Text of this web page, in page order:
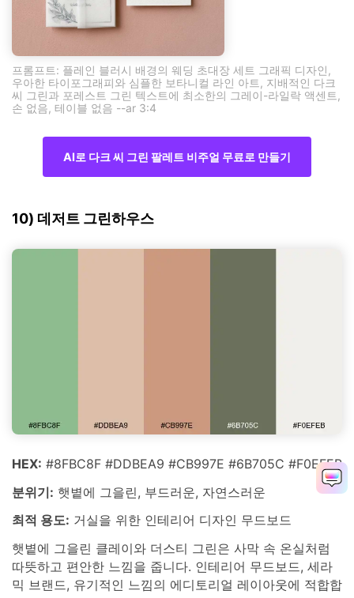
프롬프트: 플레인 블러시 배경의 웨딩 초대장 세트 그래픽 디자인,
우아한 타이포그래피와 심플한 보타니컬 라인 아트, 지배적인 다크
씨 그린과 포레스트 그린 텍스트에 최소한의 그레이-라일락 액센트,
손 없음, 테이블 없음 --ar 3:4
AI로 다크 씨 그린 팔레트 비주얼 무료로 만들기
10) 데저트 그린하우스
HEX: #8FBC8F #DDBEA9 #CB997E #6B705C #F0EFEB
분위기: 햇볕에 그을린, 부드러운, 자연스러운
최적 용도: 거실을 위한 인테리어 디자인 무드보드
햇볕에 그을린 클레이와 더스티 그린은 사막 속 온실처럼
따뜻하고 편안한 느낌을 줍니다. 인테리어 무드보드, 세라
믹 브랜드, 유기적인 느낌의 에디토리얼 레이아웃에 적합합